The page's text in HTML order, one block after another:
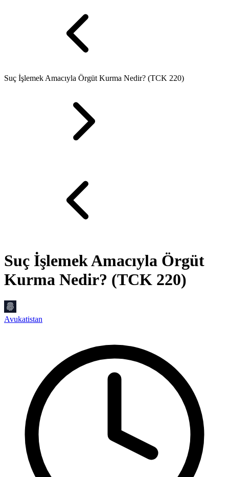
Suç İşlemek Amacıyla Örgüt Kurma Nedir? (TCK 220)
Suç İşlemek Amacıyla Örgüt
Kurma Nedir? (TCK 220)
Avukatistan